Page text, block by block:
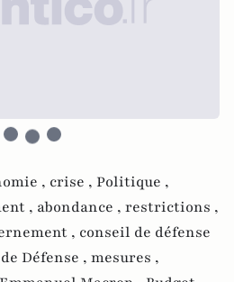
, crise , Politique ,
, abondance , restrictions ,
, conseil de défense
Défense , mesures ,